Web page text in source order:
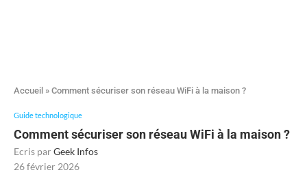
Accueil » Comment sécuriser son réseau WiFi à la maison ?
Guide technologique
Comment sécuriser son réseau WiFi à la maison ?
Ecris par Geek Infos
26 février 2026